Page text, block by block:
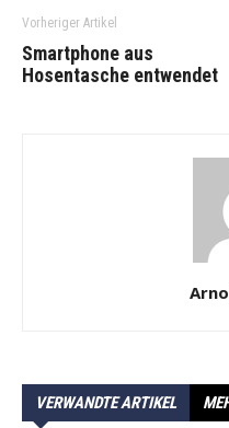
Vorheriger Artikel
Smartphone aus
Hosentasche entwendet
VERWANDTE ARTIKEL